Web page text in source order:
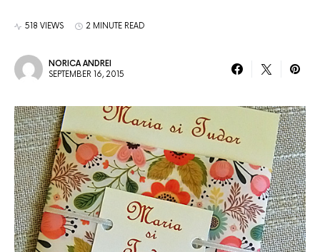
518 VIEWS 2 MINUTE READ
NORICA ANDREI
SEPTEMBER 16, 2015